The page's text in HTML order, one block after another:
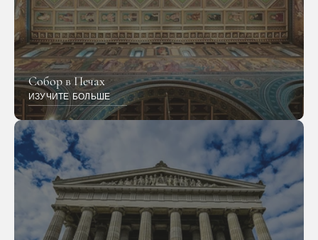
Собор в Печах
ИЗУЧИТЕ БОЛЬШЕ